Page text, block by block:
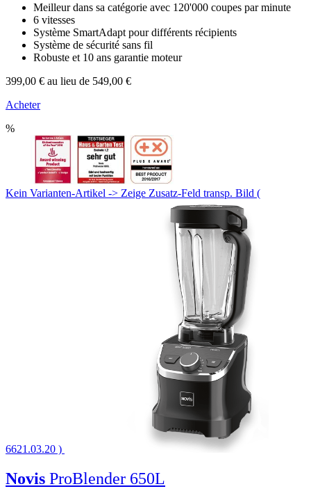
Meilleur dans sa catégorie avec 120'000 coupes par minute
6 vitesses
Système SmartAdapt pour différents récipients
Système de sécurité sans fil
Robuste et 10 ans garantie moteur
399,00 € au lieu de 549,00 €
Acheter
%
Kein Varianten-Artikel -> Zeige Zusatz-Feld transp. Bild (
6621.03.20 )
Novis ProBlender 650L